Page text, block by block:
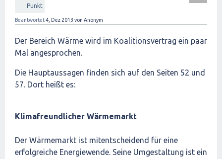
Punkt
Beantwortet4, Dez 2013 von Anonym
Der Bereich Wärme wird im Koalitionsvertrag ein paar
Mal angesprochen.
Die Hauptaussagen finden sich auf den Seiten 52 und
57. Dort heißt es:
Klimafreundlicher Wärmemarkt
Der Wärmemarkt ist mitentscheidend für eine
erfolgreiche Energiewende. Seine Umgestaltung ist ein